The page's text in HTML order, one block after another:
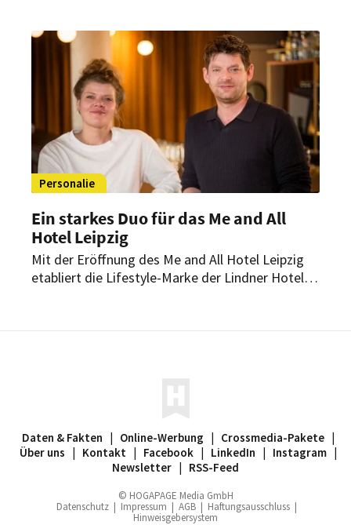
übernehmen Schlüsselpositionen in den
Bereichen Gastronomie, Rooms Division und
Personal.
Personalie
Ein starkes Duo für das Me and All
Hotel Leipzig
Mit der Eröffnung des Me and All Hotel Leipzig
etabliert die Lifestyle-Marke der Lindner Hotel
Daten & Fakten | Online-Werbung | Crossmedia-Pakete |
Über uns | Kontakt | Facebook | LinkedIn | Instagram |
Newsletter | RSS-Feed
© HOGAPAGE Media GmbH
Datenschutz | Impressum | AGB | Haftungsausschluss |
Hinweisgebersystem